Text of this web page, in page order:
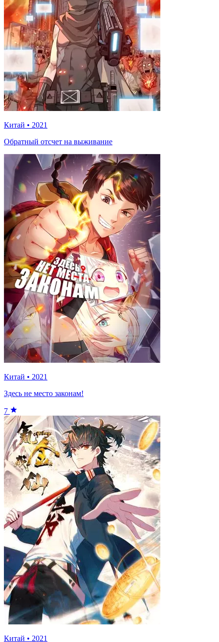
Китай • 2021
Обратный отсчет на выживание
Китай • 2021
Здесь не место законам!
7
Китай • 2021